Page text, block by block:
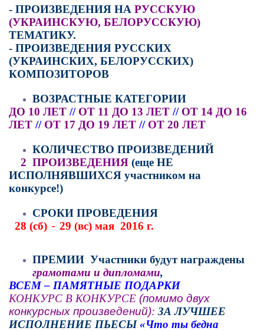
- ПРОИЗВЕДЕНИЯ НА РУССКУЮ
(УКРАИНСКУЮ, БЕЛОРУССКУЮ)
ТЕМАТИКУ.
- ПРОИЗВЕДЕНИЯ РУССКИХ
(УКРАИНСКИХ, БЕЛОРУССКИХ)
КОМПОЗИТОРОВ
ВОЗРАСТНЫЕ КАТЕГОРИИ
ДО 10 ЛЕТ // ОТ 11 ДО 13 ЛЕТ // ОТ 14 ДО 16
ЛЕТ // ОТ 17 ДО 19 ЛЕТ // ОТ 20 ЛЕТ
КОЛИЧЕСТВО ПРОИЗВЕДЕНИЙ
2  ПРОИЗВЕДЕНИЯ (еще НЕ
ИСПОЛНЯВШИХСЯ участником на
конкурсе!)
СРОКИ ПРОВЕДЕНИЯ
28 (сб) - 29 (вс) мая  2016 г.
ПРЕМИИ Участники будут награждены
грамотами и дипломами,
ВСЕМ – ПАМЯТНЫЕ ПОДАРКИ
КОНКУРС В КОНКУРСЕ (помимо двух
конкурсных произведений): ЗА ЛУЧШЕЕ
ИСПОЛНЕНИЕ ПЬЕСЫ «Что ты бедна